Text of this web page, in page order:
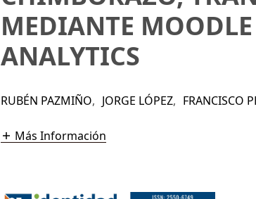
MEDIANTE MOODLE
ANALYTICS
RUBÉN PAZMIÑO, JORGE LÓPEZ, FRANCISCO
Más Información